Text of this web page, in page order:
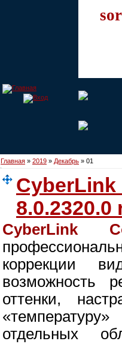
Главная » 2019 » Декабрь » 01
8.0.2320.0
CyberLink
коррекции
возможность
оттенки,
отдельных